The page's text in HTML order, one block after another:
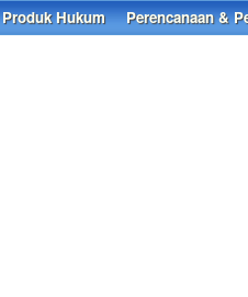
Produk Hukum Perencanaan &